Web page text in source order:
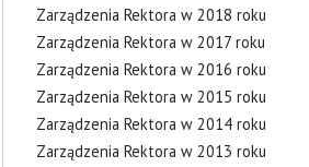
Zarządzenia Rektora w 2018 roku
Zarządzenia Rektora w 2017 roku
Zarządzenia Rektora w 2016 roku
Zarządzenia Rektora w 2015 roku
Zarządzenia Rektora w 2014 roku
Zarządzenia Rektora w 2013 roku